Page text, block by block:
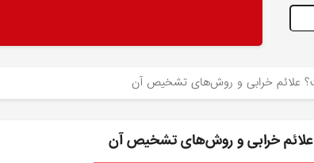
علائم خرابی و روش‌های تشخیص آن
خرابی و روش‌های تشخیص آن